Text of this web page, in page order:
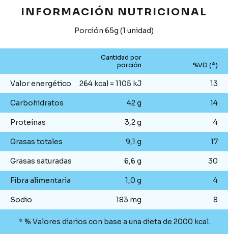
INFORMACIÓN NUTRICIONAL
Porción 65g (1 unidad)
Cantidad por
porción
%VD (*)
Valor energético 264 kcal = 1105 kJ 13
Carbohidratos 42 g 14
Proteínas 3,2 g 4
Grasas totales 9,1 g 17
Grasas saturadas 6,6 g 30
Fibra alimentaria 1,0 g 4
Sodio 183 mg 8
* % Valores diarios con base a una dieta de 2000 kcal.